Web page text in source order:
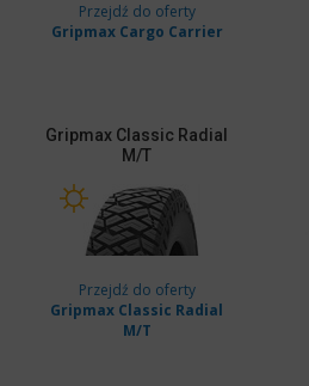
Przejdź do oferty
Gripmax Cargo Carrier
Gripmax Classic Radial
M/T
Przejdź do oferty
Gripmax Classic Radial
M/T